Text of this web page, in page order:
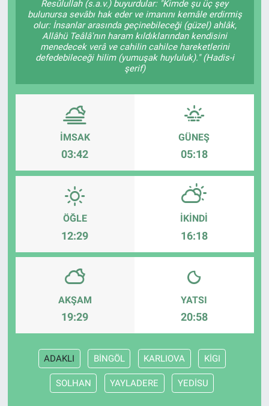
Resûlullah (s.a.v.) buyurdular: "Kimde şu üç şey
bulunursa sevâbı hak eder ve imanını kemâle erdirmiş
olur: İnsanlar arasında geçinebileceği (güzel) ahlâk,
Allâhü Teâlâ'nın haram kıldıklarından kendisini
menedecek verâ ve cahilin cahilce hareketlerini
defedebileceği hilim (yumuşak huyluluk)." (Hadis-i
şerif)
İMSAK
03:42
GÜNEŞ
05:18
ÖĞLE
12:29
İKINDI
16:18
AKŞAM
19:29
YATSI
20:58
ADAKLI BİNGÖL KARLIOVA KİGI
SOLHAN YAYLADERE YEDİSU